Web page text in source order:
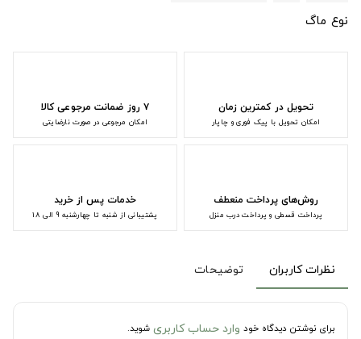
نوع ماگ
تحویل در کمترین زمان
امکان تحویل با پیک فوری و چاپار
۷ روز ضمانت مرجوعی کالا
امکان مرجوعی در صورت نارضایتی
روش‌های پرداخت منعطف
پرداخت قسطی و پرداخت درب منزل
خدمات پس از خرید
پشتیبانی از شنبه تا چهارشنبه 9 الی 18
نظرات کاربران توضیحات
برای نوشتن دیدگاه خود وارد حساب کاربری شوید.